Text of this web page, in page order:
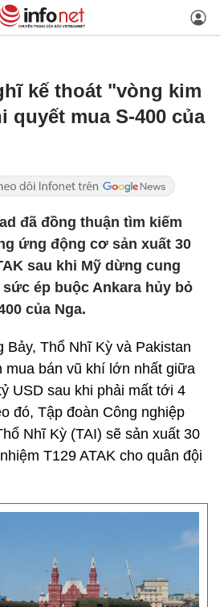
kế thoát "vòng kim
quyết mua S-400 của
đã đồng thuận tìm kiếm
ứng động cơ sản xuất 30
sau khi Mỹ dừng cung
ép buộc Ankara hủy bỏ
của Nga.
Bảy, Thổ Nhĩ Kỳ và Pakistan
mua bán vũ khí lớn nhất giữa
USD sau khi phải mất tới 4
đó, Tập đoàn Công nghiệp
Nhĩ Kỳ (TAI) sẽ sản xuất 30
T129 ATAK cho quân đội